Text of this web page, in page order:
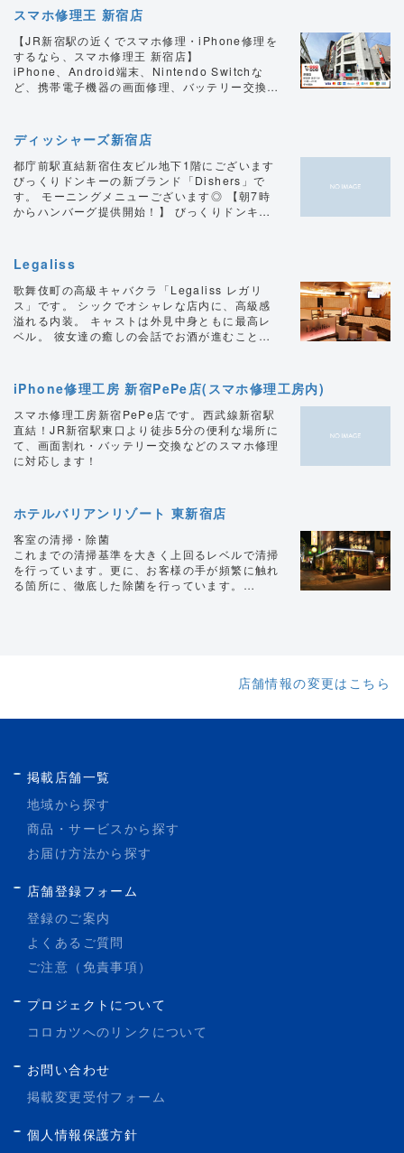
スマホ修理王 新宿店
【JR新宿駅の近くでスマホ修理・iPhone修理を
するなら、スマホ修理王 新宿店】
iPhone、Android端末、Nintendo Switchな
ど、携帯電子機器の画面修理、バッテリー交換は
ディッシャーズ新宿店
都庁前駅直結新宿住友ビル地下1階にございます
びっくりドンキーの新ブランド「Dishers」で
す。 モーニングメニューございます◎ 【朝7時
からハンバーグ提供開始！】 びっくりドンキー
態のお店です。 びっくりドンキーのハンバーグ
の美味しさを引き継ぎながら、ソースやトッピン
グを自由にカスタマイズして自分好みの一皿が味
わえます。 また、珈琲一杯からご利用いただけ
るカフェスタイルの新店舗であり、窯焼きパンケ
ーキなどお楽しみいただけます♪ モーニング・ラ
ひ当店へお越しください♪ 皆様のお越しをお待ち
しております。
Legaliss
歌舞伎町の高級キャバクラ「Legaliss レガリ
ス」です。 シックでオシャレな店内に、高級感
溢れる内装。 キャストは外見中身ともに最高レ
ベル。 彼女達の癒しの会話でお酒が進むこと間
町の高級キャバクラ、高級クラブに劣りません！
一度ご来店していただければ後悔させません。
リラックスして過ごせる店内で最高の一夜をお過
ごしください。
iPhone修理工房 新宿PePe店(スマホ修理工房内)
スマホ修理工房新宿PePe店です。西武線新宿駅
直結！JR新宿駅東口より徒歩5分の便利な場所に
て、画面割れ・バッテリー交換などのスマホ修理
に対応します！
ホテルバリアンリゾート 東新宿店
客室の清掃・除菌
これまでの清掃基準を大きく上回るレベルで清掃
を行っています。更に、お客様の手が頻繁に触れ
る箇所に、徹底した除菌を行っています。
加、などお客様の健康と安全を守るため、パブリ
ックスペースのご利用においても、様々な取り組
店舗情報の変更はこちら
掲載店舗一覧
地域から探す
商品・サービスから探す
お届け方法から探す
店舗登録フォーム
登録のご案内
よくあるご質問
ご注意（免責事項）
プロジェクトについて
コロカツへのリンクについて
お問い合わせ
掲載変更受付フォーム
個人情報保護方針